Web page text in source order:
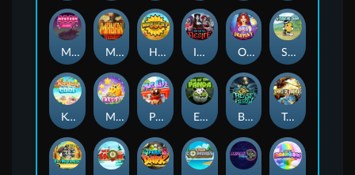
Mystery Motel Mayan Stackways Harvest Wilds Immortal Desire Orb of Destiny Stack'em
Keep 'em Cool Magic Piggy Pug Life Eye of the Panda Beast Below Temple of Torment